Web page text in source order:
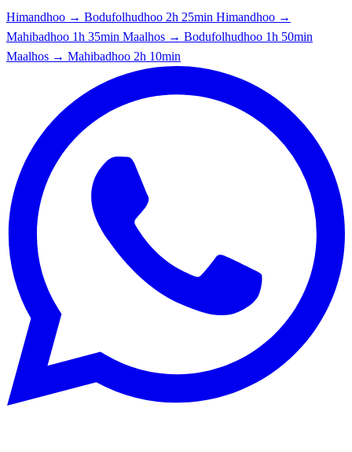
Himandhoo → Bodufolhudhoo 2h 25min Himandhoo →
Mahibadhoo 1h 35min Maalhos → Bodufolhudhoo 1h 50min
Maalhos → Mahibadhoo 2h 10min